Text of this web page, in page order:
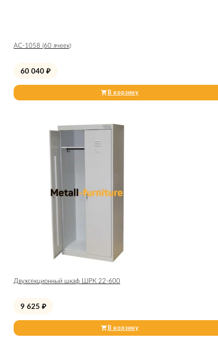
АС-1058 (60 ячеек)
60 040 ₽
В корзину
Двухсекционный шкаф ШРК 22-600
9 625 ₽
В корзину